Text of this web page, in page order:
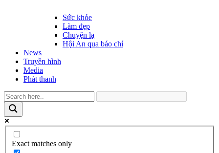
Sức khỏe
Làm đẹp
Chuyện lạ
Hội An qua báo chí
News
Truyền hình
Media
Phát thanh
Exact matches only